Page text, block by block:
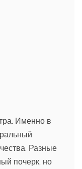
Именно в
Разные
почерк, но